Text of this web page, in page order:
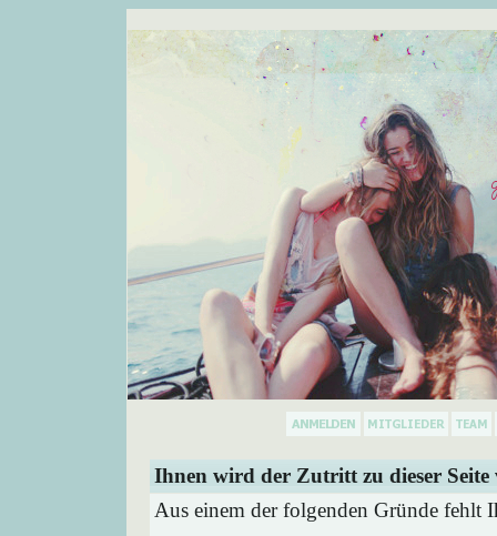
Ihnen wird der Zutritt zu dieser Seite
Aus einem der folgenden Gründe fehlt